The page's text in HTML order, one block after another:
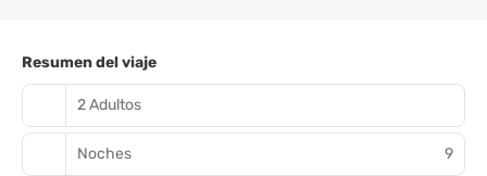
Resumen del viaje
2 Adultos
Noches 9